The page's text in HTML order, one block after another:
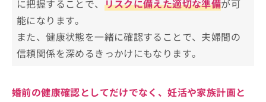
ブライダルチェックで分かること
男性向けブライダルチェック
女性向けブライダルチェック
その他のブライダルチェック
ブライダルチェックに向いている人
結婚を控えたカップル
ブライダルチェックについてのよくある質問1
まとめ：広島市で評判のブライダルチェックに
に把握することで、 リスクに備えた適切な準備が可
能になります。
また、健康状態を一緒に確認することで、夫婦間の
信頼関係を深めるきっかけにもなります。
婚前の健康確認としてだけでなく、妊活や家族計画と
問
い
合
わ
せ
ち